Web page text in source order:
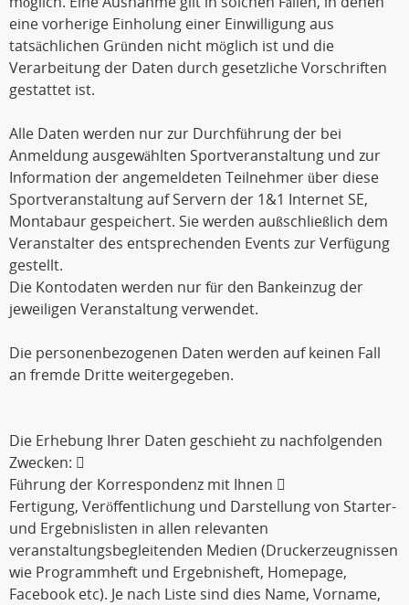
eine vorherige Einholung einer Einwilligung aus
tatsächlichen Gründen nicht möglich ist und die
Verarbeitung der Daten durch gesetzliche Vorschriften
gestattet ist.
Alle Daten werden nur zur Durchführung der bei
Anmeldung ausgewählten Sportveranstaltung und zur
Information der angemeldeten Teilnehmer über diese
Sportveranstaltung auf Servern der 1&1 Internet SE,
Montabaur gespeichert. Sie werden außschließlich dem
Veranstalter des entsprechenden Events zur Verfügung
gestellt.
Die Kontodaten werden nur für den Bankeinzug der
jeweiligen Veranstaltung verwendet.
Die personenbezogenen Daten werden auf keinen Fall
an fremde Dritte weitergegeben.
Die Erhebung Ihrer Daten geschieht zu nachfolgenden
Zwecken: 
Führung der Korrespondenz mit Ihnen 
Fertigung, Veröffentlichung und Darstellung von Starter-
und Ergebnislisten in allen relevanten
veranstaltungsbegleitenden Medien (Druckerzeugnissen
wie Programmheft und Ergebnisheft, Homepage,
Facebook etc). Je nach Liste sind dies Name, Vorname,